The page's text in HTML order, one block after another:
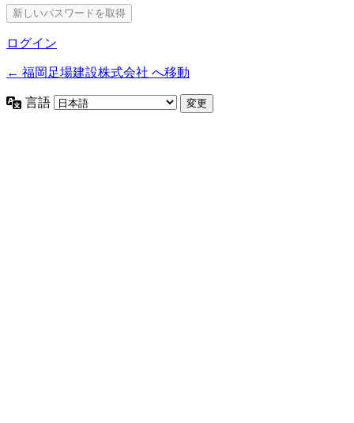
ログイン
← 福岡足場建設株式会社 へ移動
言語